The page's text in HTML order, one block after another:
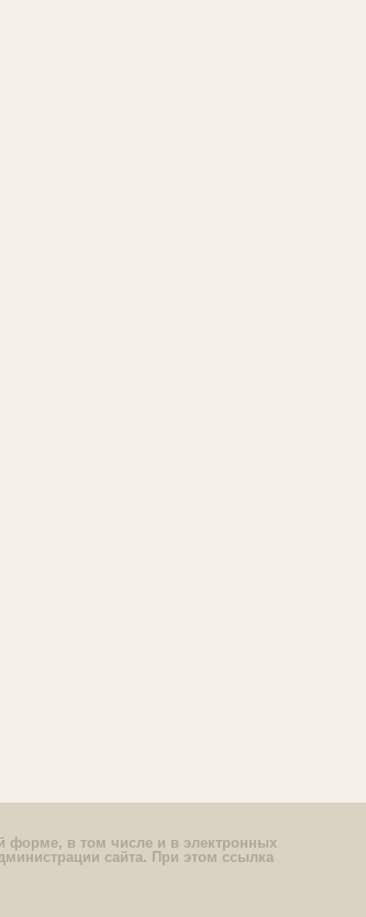
форме, в том числе и в электронных
сайта. При этом ссылка